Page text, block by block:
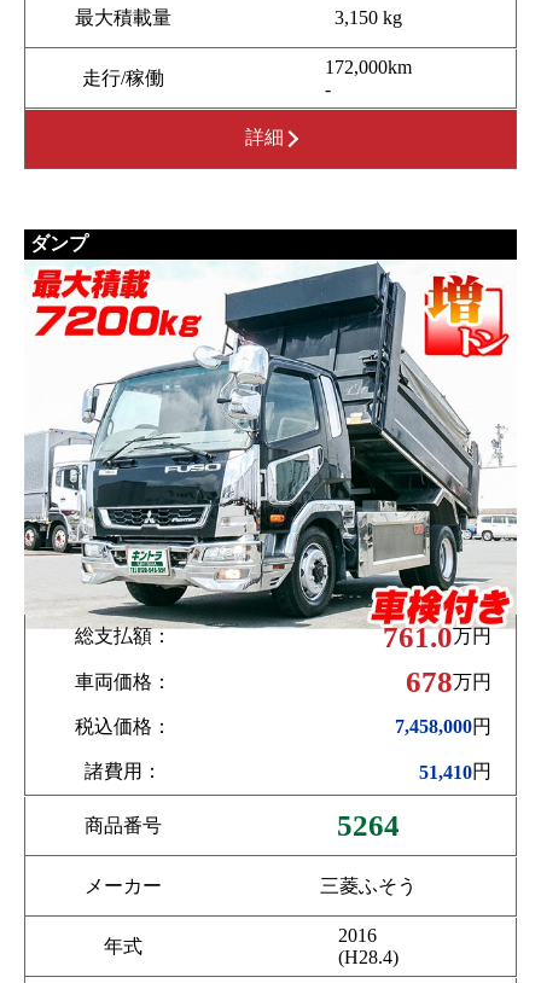
最大積載量 3,150 kg
走行/稼働
172,000km
-
詳細
ダンプ
総支払額： 761.0万円
車両価格： 678万円
税込価格： 7,458,000円
諸費用： 51,410円
商品番号 5264
メーカー 三菱ふそう
年式
2016
(H28.4)